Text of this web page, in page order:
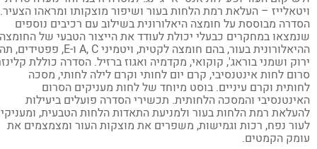
– העלאת רמת הלחות בעור ושיפור מוצקותו ומראהו הצעיר.
מבוססת על חומצה היאלורונית בשילוב עם רכיבים נוספים
במחקרים כבעלי יכולת לעודד את הייצור הטבעי של החומצה
ההיאלורונית בעור, בהם חומצה לקטית, ויטמיני A, C ו-E, פפטידים, תה
ושמני בוראג', קוקואי, מקדמיה ואגוז ברזיל. הסדרה כוללת קלינזר,
לחות אינטנסיבי, קרם יום לחותי וקרם לילה לחותי, מסכה
וקרם עיניים. בוסט מיוחד של לחות מעניקים הסרום
והמסכה הלחותית. תכשירי הסדרה פועלים ביעילות
רמת הלחות בעור ולמניעת התאדות הלחות הטבעית, ומעניקים
נפח, רכות וגמישות, משפרים את מוצקות העור ומצמצמים את
הקמטים.